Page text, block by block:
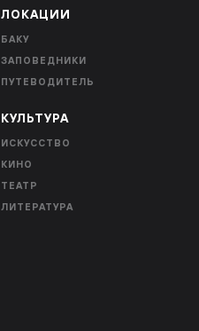
ЛОКАЦИИ
БАКУ
ЗАПОВЕДНИКИ
ПУТЕВОДИТЕЛЬ
КУЛЬТУРА
ИСКУССТВО
КИНО
ТЕАТР
ЛИТЕРАТУРА